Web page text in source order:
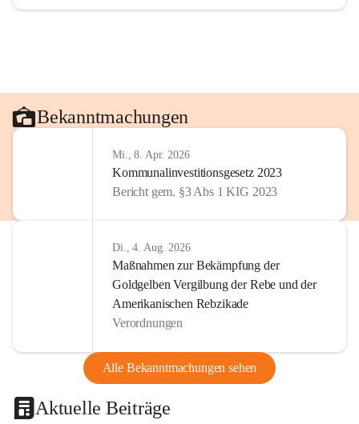
Bekanntmachungen
Mi., 8. Apr. 2026
Kommunalinvestitionsgesetz 2023
Bericht gem. §3 Abs 1 KIG 2023
Di., 4. Aug. 2026
Maßnahmen zur Bekämpfung der
Goldgelben Vergilbung der Rebe und der
Amerikanischen Rebzikade
Verordnungen
Alle Bekanntmachungen sehen
Aktuelle Beiträge